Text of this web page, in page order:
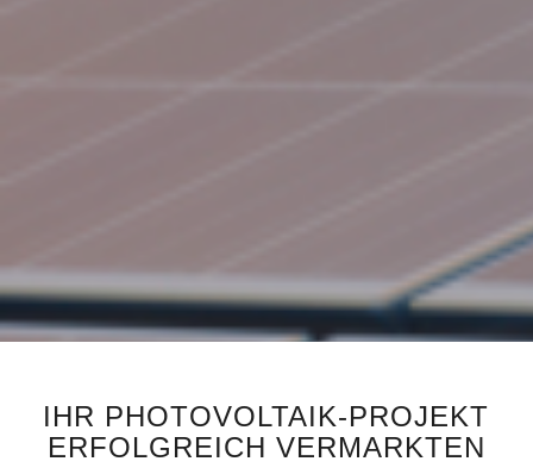
IHR PHOTOVOLTAIK-PROJEKT
ERFOLGREICH VERMARKTEN